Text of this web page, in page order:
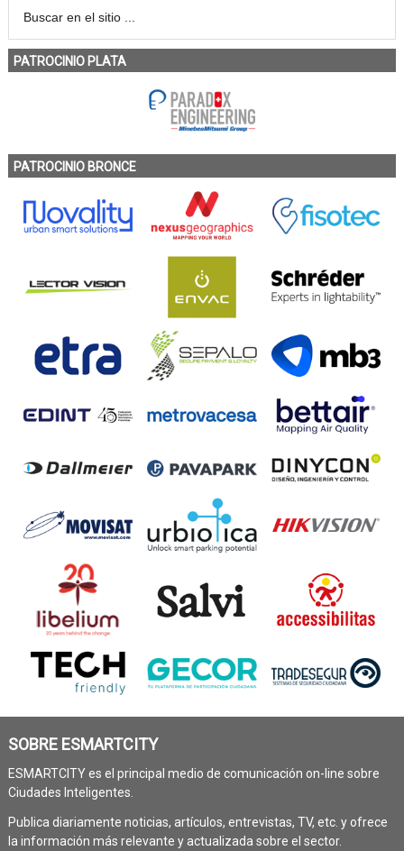
PATROCINIO PLATA
PATROCINIO BRONCE
SOBRE ESMARTCITY
ESMARTCITY es el principal medio de comunicación on-line sobre
Ciudades Inteligentes.
Publica diariamente noticias, artículos, entrevistas, TV, etc. y ofrece
la información más relevante y actualizada sobre el sector.